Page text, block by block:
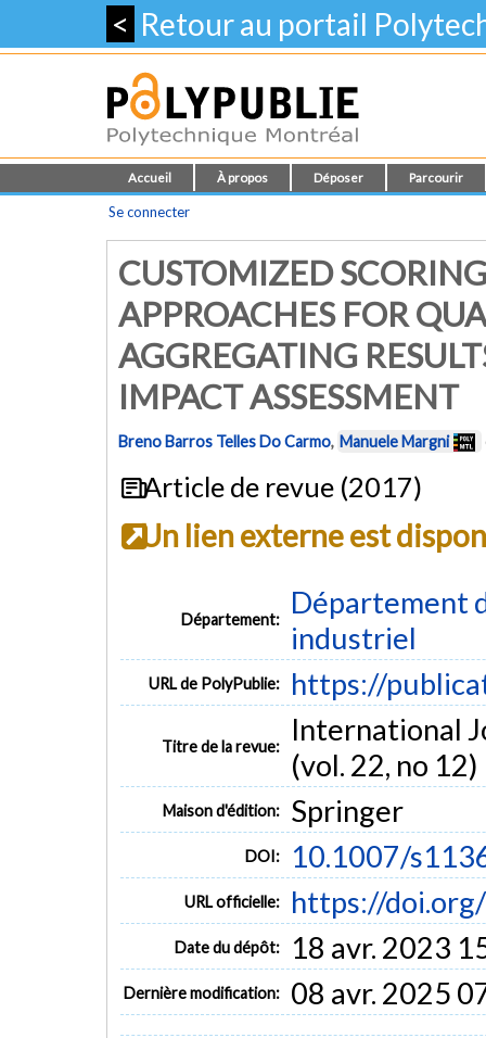
< Retour au portail
Accueil À propos Déposer Parcourir
Se connecter
CUSTOMIZED
APPROACHES FOR
AGGREGATING
IMPACT ASSESSMENT
Breno Barros Telles Do Carmo, Manuele Margni
Article de revue (2017)
Un lien externe est
Département:
Département
industriel
URL de PolyPublie: https://
Titre de la revue:
International
(vol. 22, no 12)
Maison d'édition: Springer
DOI: 10.1007/
URL officielle: https://
Date du dépôt: 18 avr. 2023
Dernière modification: 08 avr. 2025